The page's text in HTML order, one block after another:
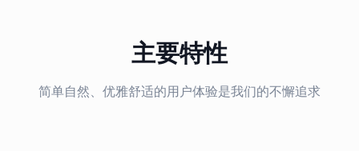
主要特性
简单自然、优雅舒适的用户体验是我们的不懈追求